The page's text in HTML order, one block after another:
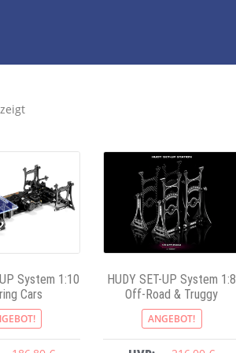
System 1:10
Cars
HUDY SET-UP System 1:8
Off-Road & Truggy
ANGEBOT!